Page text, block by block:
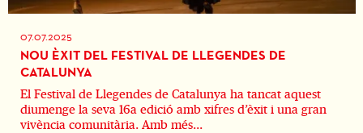
07.07.2025
NOU ÈXIT DEL FESTIVAL DE LLEGENDES DE
CATALUNYA
El Festival de Llegendes de Catalunya ha tancat aquest
diumenge la seva 16a edició amb xifres d’èxit i una gran
vivència comunitària. Amb més...